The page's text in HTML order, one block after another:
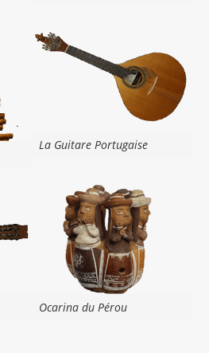
La Guitare Portugaise
Ocarina du Pérou